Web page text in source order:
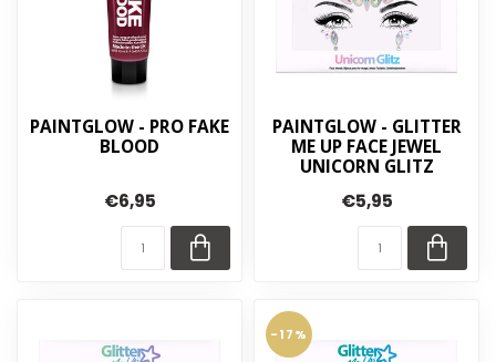
PAINTGLOW - PRO FAKE
BLOOD
€6,95
PAINTGLOW - GLITTER
ME UP FACE JEWEL
UNICORN GLITZ
€5,95
-17%